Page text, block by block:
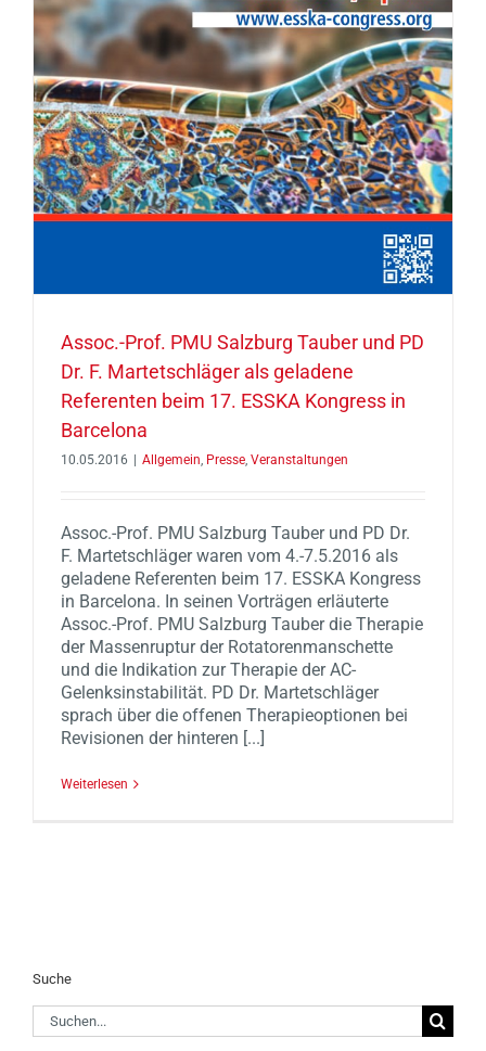
Assoc.-Prof. PMU Salzburg Tauber und PD
Dr. F. Martetschläger als geladene
Referenten beim 17. ESSKA Kongress in
Barcelona
10.05.2016 | Allgemein Presse Veranstaltungen
Assoc.-Prof. PMU Salzburg Tauber und PD Dr.
F. Martetschläger waren vom 4.-7.5.2016 als
geladene Referenten beim 17. ESSKA Kongress
in Barcelona. In seinen Vorträgen erläuterte
Assoc.-Prof. PMU Salzburg Tauber die Therapie
der Massenruptur der Rotatorenmanschette
und die Indikation zur Therapie der AC-
Gelenksinstabilität. PD Dr. Martetschläger
sprach über die offenen Therapieoptionen bei
Revisionen der hinteren [...]
Weiterlesen
Suche
Suche
nach: